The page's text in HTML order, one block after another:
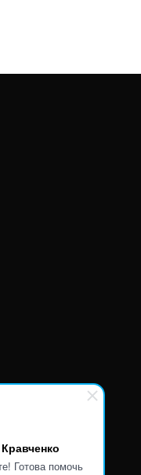
Готова помочь